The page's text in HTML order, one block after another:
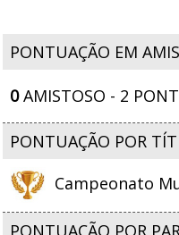
PONTUAÇÃO EM
0AMISTOSO - 2
PONTUAÇÃO POR
Campeonato
PONTUAÇÃO POR